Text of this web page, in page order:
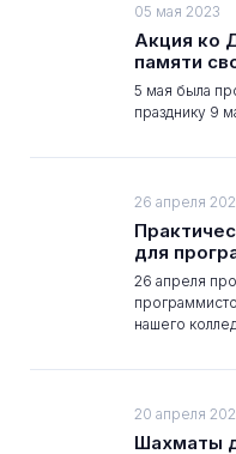
05 мая 2023
Акция ко
памяти
5 мая была
празднику 9
26 апреля
для
26 апреля
нашего
20 апреля
Шахматы